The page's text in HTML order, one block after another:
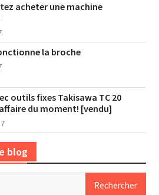
acheter une machine
la broche
outils fixes Takisawa TC 20
du moment! [vendu]
blog